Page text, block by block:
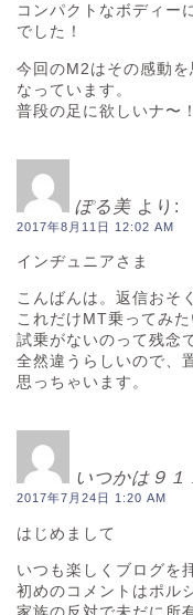
コンパクトなボディー
でした！
今回のM2はその感動
なっています。
普段の足に欲しいナ〜
ぽる美 より:
2017年8月11日 12:02 AM
インヂュニアさま
こんばんは。返信おそ
これだけMT乗ってみ
試乗がないのって残念
全然違うらしいので、
思っちゃいます。
いつかは９
2017年7月24日 1:20 AM
はじめまして
いつも楽しくブログを
初めのコメントはポル